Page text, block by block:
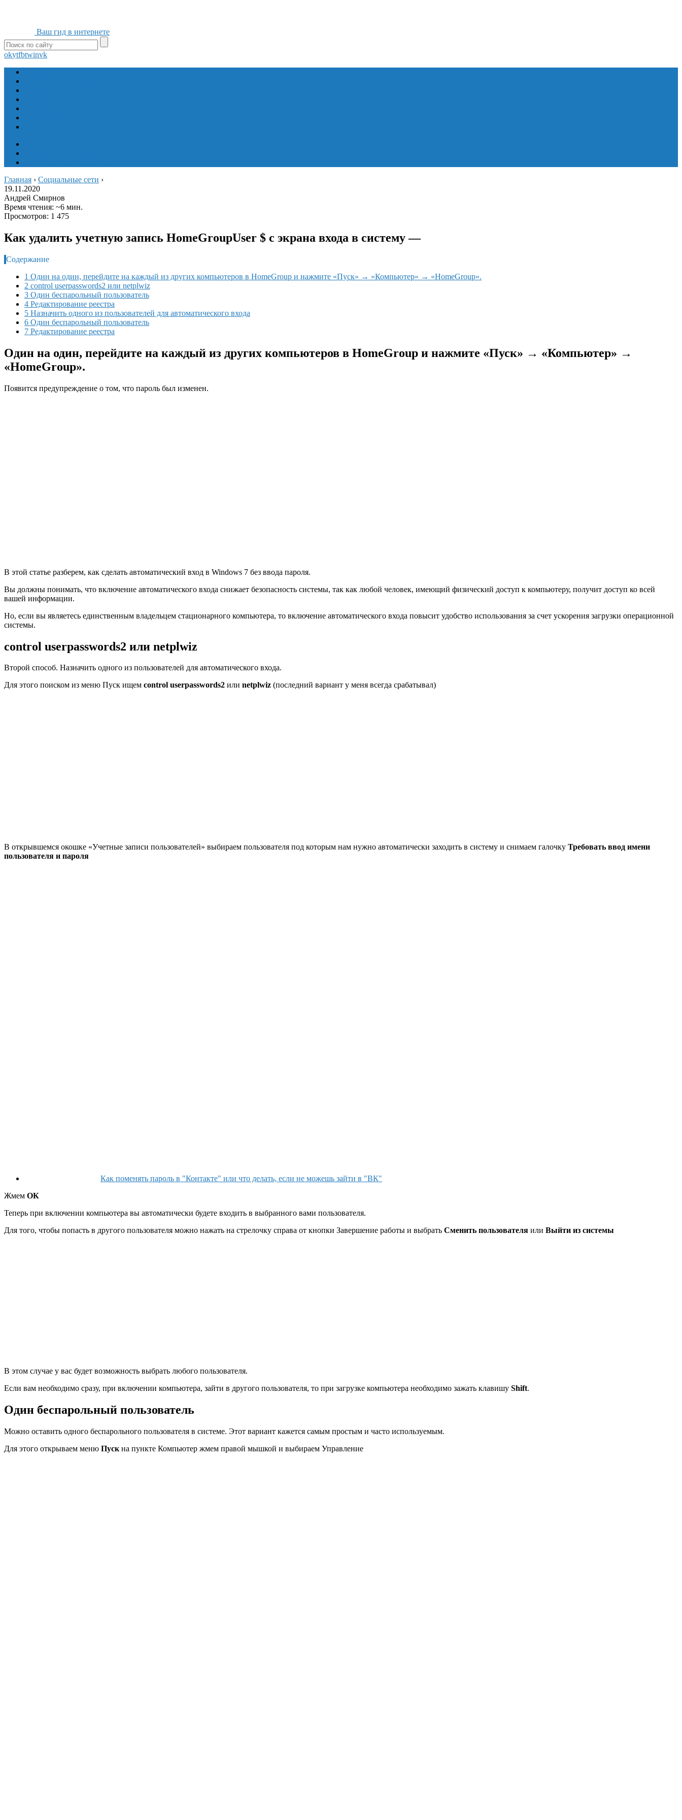
Ваш гид в интернете
okytfbtwinvk
Главная › Социальные сети ›
19.11.2020
Андрей Смирнов
Время чтения: ~6 мин.
Просмотров: 1 475
Как удалить учетную запись HomeGroupUser $ с экрана входа в систему —
Содержание
1 Один на один, перейдите на каждый из других компьютеров в HomeGroup и нажмите «Пуск» → «Компьютер» → «HomeGroup».
2 control userpasswords2 или netplwiz
3 Один беспарольный пользователь
4 Редактирование реестра
5 Назначить одного из пользователей для автоматического входа
6 Один беспарольный пользователь
7 Редактирование реестра
Один на один, перейдите на каждый из других компьютеров в HomeGroup и нажмите «Пуск» → «Компьютер» →
«HomeGroup».
Появится предупреждение о том, что пароль был изменен.
В этой статье разберем, как сделать автоматический вход в Windows 7 без ввода пароля.
Вы должны понимать, что включение автоматического входа снижает безопасность системы, так как любой человек, имеющий физический доступ к компьютеру, получит доступ ко всей
вашей информации.
Но, если вы являетесь единственным владельцем стационарного компьютера, то включение автоматического входа повысит удобство использования за счет ускорения загрузки операционной
системы.
control userpasswords2 или netplwiz
Второй способ. Назначить одного из пользователей для автоматического входа.
Для этого поиском из меню Пуск ищем control userpasswords2 или netplwiz (последний вариант у меня всегда срабатывал)
В открывшемся окошке «Учетные записи пользователей» выбираем пользователя под которым нам нужно автоматически заходить в систему и снимаем галочку Требовать ввод имени
пользователя и пароля
Как поменять пароль в "Контакте" или что делать, если не можешь зайти в "ВК"
Жмем ОК
Теперь при включении компьютера вы автоматически будете входить в выбранного вами пользователя.
Для того, чтобы попасть в другого пользователя можно нажать на стрелочку справа от кнопки Завершение работы и выбрать Сменить пользователя или Выйти из системы
В этом случае у вас будет возможность выбрать любого пользователя.
Если вам необходимо сразу, при включении компьютера, зайти в другого пользователя, то при загрузке компьютера необходимо зажать клавишу Shift.
Один беспарольный пользователь
Можно оставить одного беспарольного пользователя в системе. Этот вариант кажется самым простым и часто используемым.
Для этого открываем меню Пуск на пункте Компьютер жмем правой мышкой и выбираем Управление